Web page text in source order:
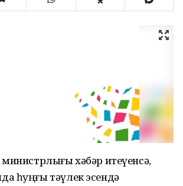
хəбəр итеүенсə,
һуңғы тəүлек эсендə